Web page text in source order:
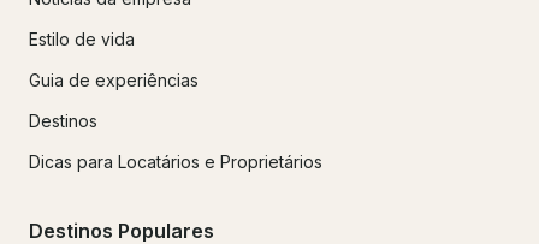
Estilo de vida
Guia de experiências
Destinos
Dicas para Locatários e Proprietários
Destinos Populares